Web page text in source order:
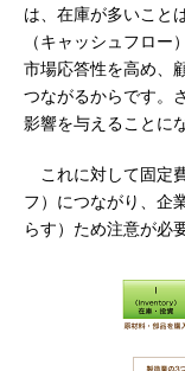
は、在庫が多いこと
（キャッシュフロ
市場応答性を高め、
つながるからです。
影響を与えることに
これに対して固定
フ）につながり、企
らす）ため注意が必